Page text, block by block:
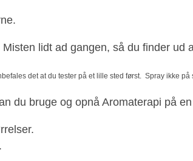
lidt ad gangen, så du finder ud
det at du tester på et lille sted først. Spray ikke
du bruge og opnå Aromaterapi på